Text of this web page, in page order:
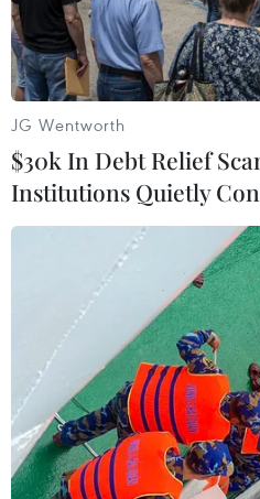
Trung Quốc: Lao xe
Nam, 46 người
12/09/2018 22:41
Ngày 12/9, ít nhất 3 người
JG Wentworth
$30k In Debt Relief
Institutions Quietly